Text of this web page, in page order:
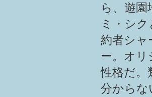
ら、遊
ミ・シ
約者シャ
ー。オ
性格だ。
分からな